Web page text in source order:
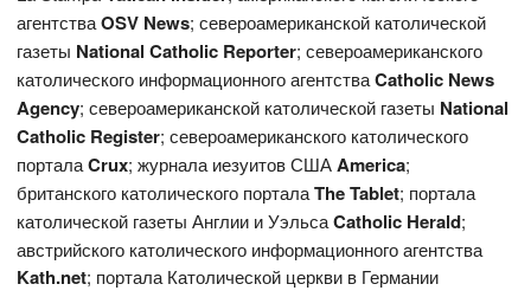
агентстваOSV News; североамериканской католической
газеты National Catholic Reporter; североамериканского
католического информационного агентстваCatholic News
Agency; североамериканской католической газеты National
Catholic Register; североамериканского католического
порталаCrux; журнала иезуитов СШАAmerica;
британского католического порталаTheTablet; портала
католической газеты Англии и УэльсаCatholic Herald;
австрийского католического информационного агентства
Kath.net; портала Католической церкви в Германии